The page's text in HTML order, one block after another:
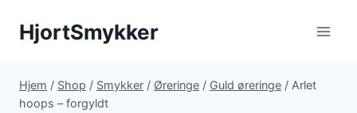
HjortSmykker
Hjem / Shop / Smykker / Øreringe / Guld øreringe / Arlet
hoops – forgyldt